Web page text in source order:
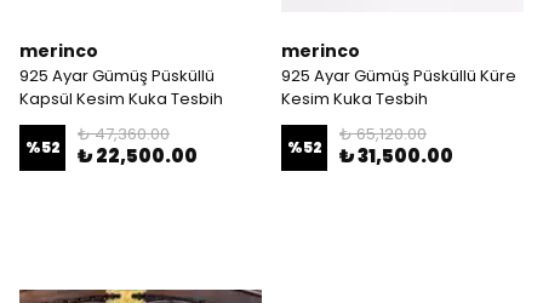
merinco
925 Ayar Gümüş Püsküllü
Kapsül Kesim Kuka Tesbih
%52
₺ 47,360.00
₺ 22,500.00
merinco
925 Ayar Gümüş Püsküllü Küre
Kesim Kuka Tesbih
%52
₺ 65,120.00
₺ 31,500.00